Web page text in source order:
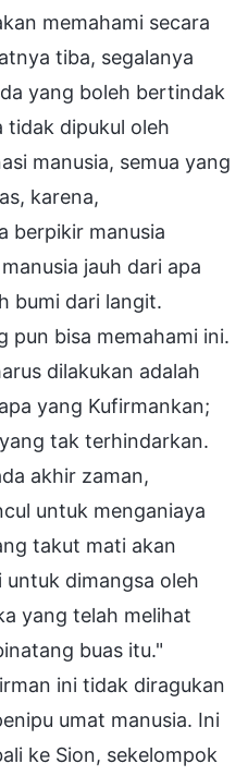
memahami secara
tiba, segalanya
yang boleh bertindak
tidak dipukul oleh
manusia, semua yang
karena,
berpikir manusia
jauh dari apa
bumi dari langit.
pun bisa memahami ini.
dilakukan adalah
yang Kufirmankan;
tak terhindarkan.
akhir zaman,
untuk menganiaya
takut mati akan
dimangsa oleh
yang telah melihat
buas itu."
ini tidak diragukan
umat manusia. Ini
ke Sion, sekelompok